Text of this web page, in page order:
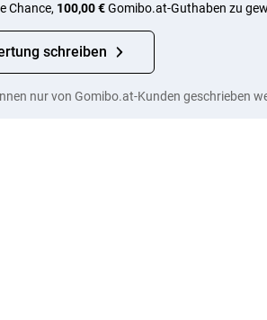
Chance, 100,00 €Gomibo.at-Guthaben zu
schreiben
nur von Gomibo.at-Kunden geschrieben